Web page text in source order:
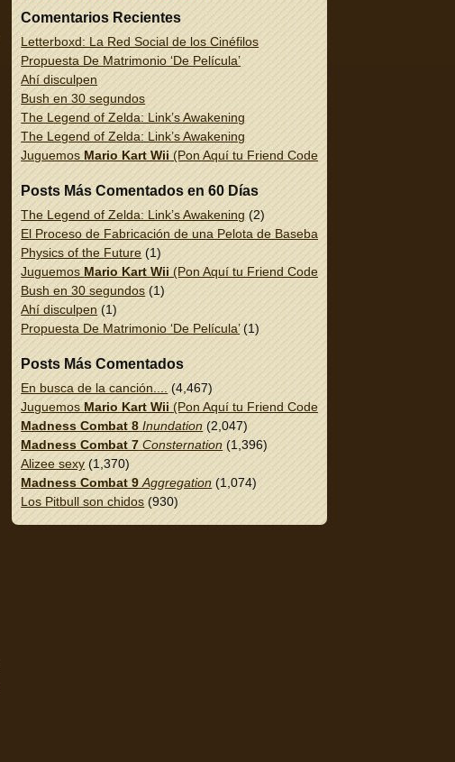
Comentarios Recientes
Letterboxd: La Red Social de los Cinéfilos
Propuesta De Matrimonio ‘De Película’
Ahí disculpen
Bush en 30 segundos
The Legend of Zelda: Link’s Awakening
The Legend of Zelda: Link’s Awakening
Juguemos Mario Kart Wii (Pon Aquí tu Friend Code!)
Posts Más Comentados en 60 Días
The Legend of Zelda: Link’s Awakening (2)
El Proceso de Fabricación de una Pelota de Baseball
Physics of the Future (1)
Juguemos Mario Kart Wii (Pon Aquí tu Friend Code!)
Bush en 30 segundos (1)
Ahí disculpen (1)
Propuesta De Matrimonio ‘De Película’(1)
Posts Más Comentados
En busca de la canción.... (4,467)
Juguemos Mario Kart Wii (Pon Aquí tu Friend Code!)
Madness Combat 8 Inundation (2,047)
Madness Combat 7 Consternation (1,396)
Alizee sexy (1,370)
Madness Combat 9 Aggregation (1,074)
Los Pitbull son chidos (930)